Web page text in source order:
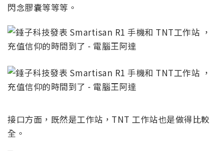
閃念膠囊等等等。
接口方面，既然是工作站，TNT 工作站也是做得比較
全。